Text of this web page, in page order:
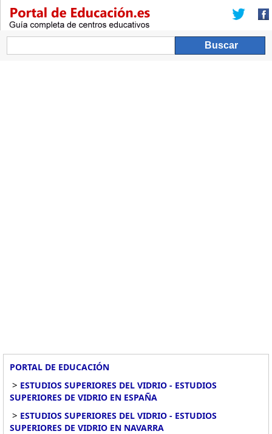
PORTAL DE EDUCACIÓN
> ESTUDIOS SUPERIORES DEL VIDRIO - ESTUDIOS
SUPERIORES DE VIDRIO EN ESPAÑA
> ESTUDIOS SUPERIORES DEL VIDRIO - ESTUDIOS
SUPERIORES DE VIDRIO EN NAVARRA